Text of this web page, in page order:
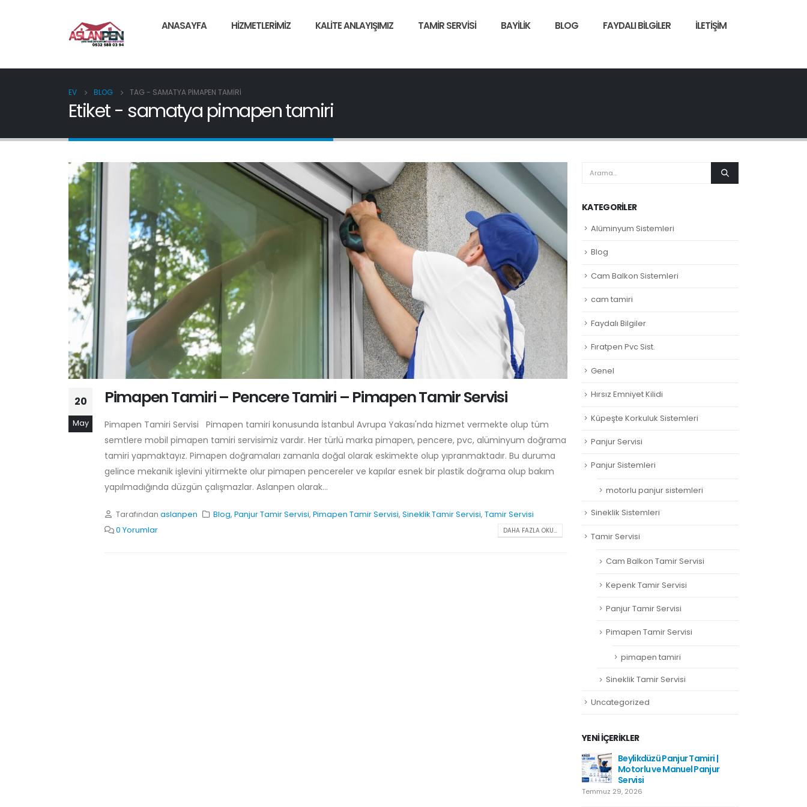
ANASAYFA HIZMETLERIMIZ KALITE ANLAYIŞIMIZ TAMIR SERVISI BAYILIK BLOG FAYDALI BILGILER İLETIŞIM
EV BLOG TAG - SAMATYA PIMAPEN TAMIRI
Etiket - samatya pimapen tamiri
20
May
Pimapen Tamiri – Pencere Tamiri – Pimapen Tamir Servisi
Pimapen Tamiri Servisi Pimapen tamiri konusunda İstanbul Avrupa Yakası'nda hizmet vermekte olup tüm
semtlere mobil pimapen tamiri servisimiz vardır. Her türlü marka pimapen, pencere, pvc, alüminyum doğrama
tamiri yapmaktayız. Pimapen doğramaları zamanla doğal olarak eskimekte olup yıpranmaktadır. Bu duruma
gelince mekanik işlevini yitirmekte olur pimapen pencereler ve kapılar esnek bir plastik doğrama olup bakım
yapılmadığında düzgün çalışmazlar. Aslanpen olarak...
Tarafından aslanpen Blog,Panjur Tamir Servisi,Pimapen Tamir Servisi,Sineklik Tamir Servisi,Tamir Servisi
0 Yorumlar
DAHA FAZLA OKU...
KATEGORILER
Alüminyum Sistemleri
Blog
Cam Balkon Sistemleri
cam tamiri
Faydalı Bilgiler
Fıratpen Pvc Sist.
Genel
Hırsız Emniyet Kilidi
Küpeşte Korkuluk Sistemleri
Panjur Servisi
Panjur Sistemleri
motorlu panjur sistemleri
Sineklik Sistemleri
Tamir Servisi
Cam Balkon Tamir Servisi
Kepenk Tamir Servisi
Panjur Tamir Servisi
Pimapen Tamir Servisi
pimapen tamiri
Sineklik Tamir Servisi
Uncategorized
YENI İÇERIKLER
Beylikdüzü Panjur Tamiri |
Motorlu ve Manuel Panjur
Servisi
Temmuz 29, 2026